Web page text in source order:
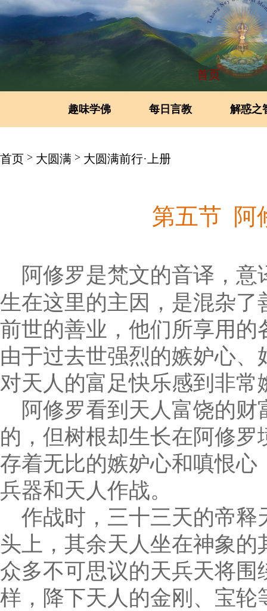
首页
趣味学佛 每日言教 解惑之
首页 > 大圆满 > 大圆满前行·上册
第五节 阿
阿修罗是梵文的音译，意
生在这里的主因，是混杂
前世的善业，他们所享用
由于过去世强烈的嫉妒心
对天人的富足快乐感到非
阿修罗看到天人富饶的
的，但树根却生长在阿修
存着无比的嫉妒心和嗔恨
兵器和天人作战。
作战时，三十三天的帝
头上，其余天人坐在神象
众多不可思议的天兵天将
样，降下天人的金刚、宝轮